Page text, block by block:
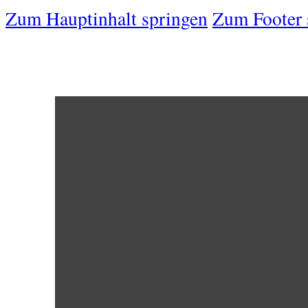
Zum Hauptinhalt springenZum Footer